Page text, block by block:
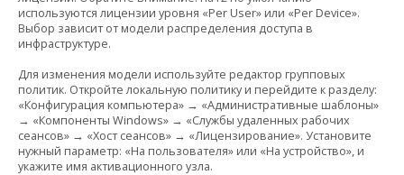
используются лицензии уровня «Per User» или «Per Device».
Выбор зависит от модели распределения доступа в
инфраструктуре.
Для изменения модели используйте редактор групповых
политик. Откройте локальную политику и перейдите к разделу:
«Конфигурация компьютера» → «Административные шаблоны»
→ «Компоненты Windows» → «Службы удаленных рабочих
сеансов» → «Хост сеансов» → «Лицензирование». Установите
нужный параметр: «На пользователя» или «На устройство», и
укажите имя активационного узла.